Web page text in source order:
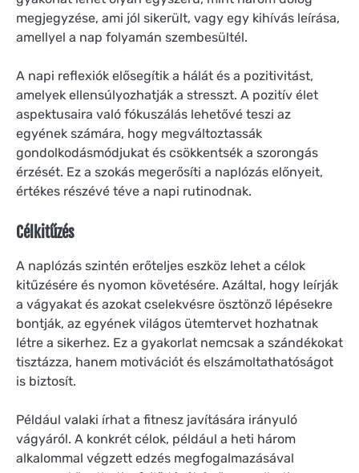
megjegyzése, ami jól sikerült, vagy egy kihívás leírása,
amellyel a nap folyamán szembesültél.
A napi reflexiók elősegítik a hálát és a pozitivitást,
amelyek ellensúlyozhatják a stresszt. A pozitív élet
aspektusaira való fókuszálás lehetővé teszi az
egyének számára, hogy megváltoztassák
gondolkodásmódjukat és csökkentsék a szorongás
érzését. Ez a szokás megerősíti a naplózás előnyeit,
értékes részévé téve a napi rutinodnak.
Célkitűzés
A naplózás szintén erőteljes eszköz lehet a célok
kitűzésére és nyomon követésére. Azáltal, hogy leírják
a vágyakat és azokat cselekvésre ösztönző lépésekre
bontják, az egyének világos ütemtervet hozhatnak
létre a sikerhez. Ez a gyakorlat nemcsak a szándékokat
tisztázza, hanem motivációt és elszámoltathatóságot
is biztosít.
Például valaki írhat a fitnesz javítására irányuló
vágyáról. A konkrét célok, például a heti három
alkalommal végzett edzés megfogalmazásával